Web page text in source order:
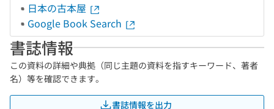
日本の古本屋
Google Book Search
書誌情報
この資料の詳細や典拠（同じ主題の資料を指すキーワード、著者
名）等を確認できます。
書誌情報を出力